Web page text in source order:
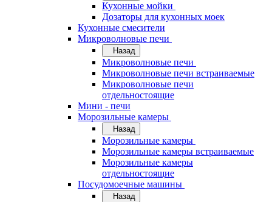
Кухонные мойки
Дозаторы для кухонных моек
Кухонные смесители
Микроволновые печи
Назад
Микроволновые печи
Микроволновые печи встраиваемые
Микроволновые печи
отдельностоящие
Мини - печи
Морозильные камеры
Назад
Морозильные камеры
Морозильные камеры встраиваемые
Морозильные камеры
отдельностоящие
Посудомоечные машины
Назад